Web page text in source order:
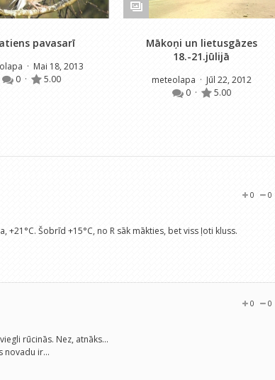
pavasarī
· Mai 18, 2013
0 · 5.00
Mākoņi un lietusgāzes
18.-21.jūlijā
meteolapa · Jūl 22, 2012
0 · 5.00
0
0
+21°C. Šobrīd +15°C, no R sāk mākties, bet viss ļoti kluss.
0
0
rūcinās. Nez, atnāks...
novadu ir...